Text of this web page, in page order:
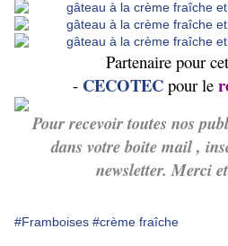
Partenaire pour
- CECOTEC pour le
Pour recevoir toutes nos
dans votre boite mail ,
newsletter. Merci
#Framboises #crème fraîche